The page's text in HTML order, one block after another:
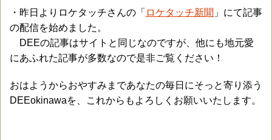
・昨日よりロケタッチさんの「 ロケタッチ新聞 」にて記事
の配信を始めました。
DEEの記事はサイトと同じなのですが、他にも地元愛
にあふれた記事が多数なので是非ご覧ください！
おはようからおやすみまであなたの毎日にそっと寄り添う
DEEokinawaを、これからもよろしくお願いいたします。